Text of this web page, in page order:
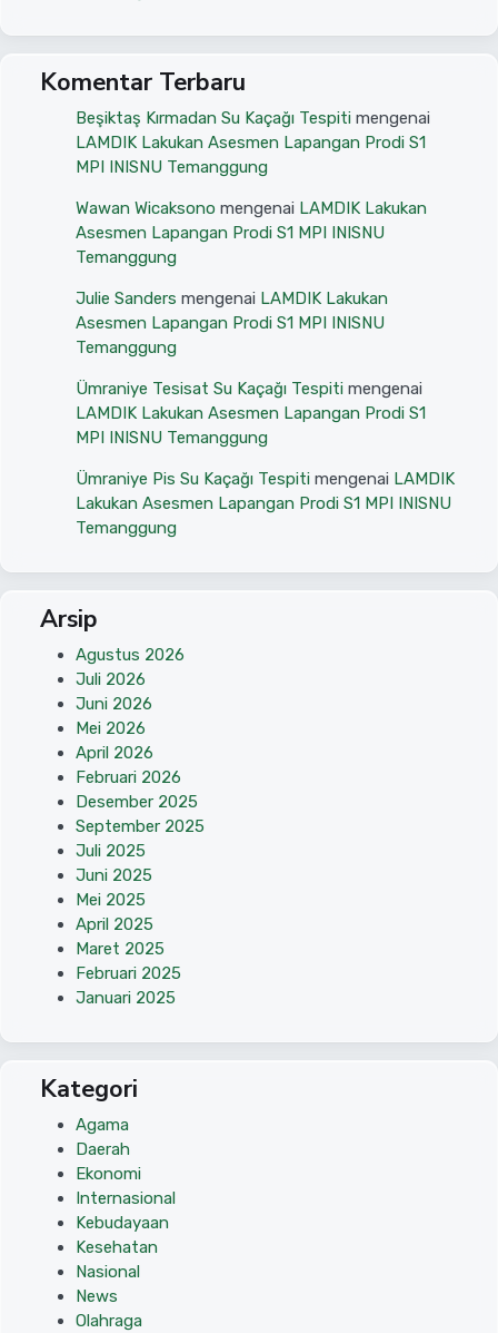
Komentar Terbaru
Beşiktaş Kırmadan Su Kaçağı Tespiti mengenai
LAMDIK Lakukan Asesmen Lapangan Prodi S1
MPI INISNU Temanggung
Wawan Wicaksono mengenai LAMDIK Lakukan
Asesmen Lapangan Prodi S1 MPI INISNU
Temanggung
Julie Sanders mengenai LAMDIK Lakukan
Asesmen Lapangan Prodi S1 MPI INISNU
Temanggung
Ümraniye Tesisat Su Kaçağı Tespiti mengenai
LAMDIK Lakukan Asesmen Lapangan Prodi S1
MPI INISNU Temanggung
Ümraniye Pis Su Kaçağı Tespiti mengenai LAMDIK
Lakukan Asesmen Lapangan Prodi S1 MPI INISNU
Temanggung
Arsip
Agustus 2026
Juli 2026
Juni 2026
Mei 2026
April 2026
Februari 2026
Desember 2025
September 2025
Juli 2025
Juni 2025
Mei 2025
April 2025
Maret 2025
Februari 2025
Januari 2025
Kategori
Agama
Daerah
Ekonomi
Internasional
Kebudayaan
Kesehatan
Nasional
News
Olahraga